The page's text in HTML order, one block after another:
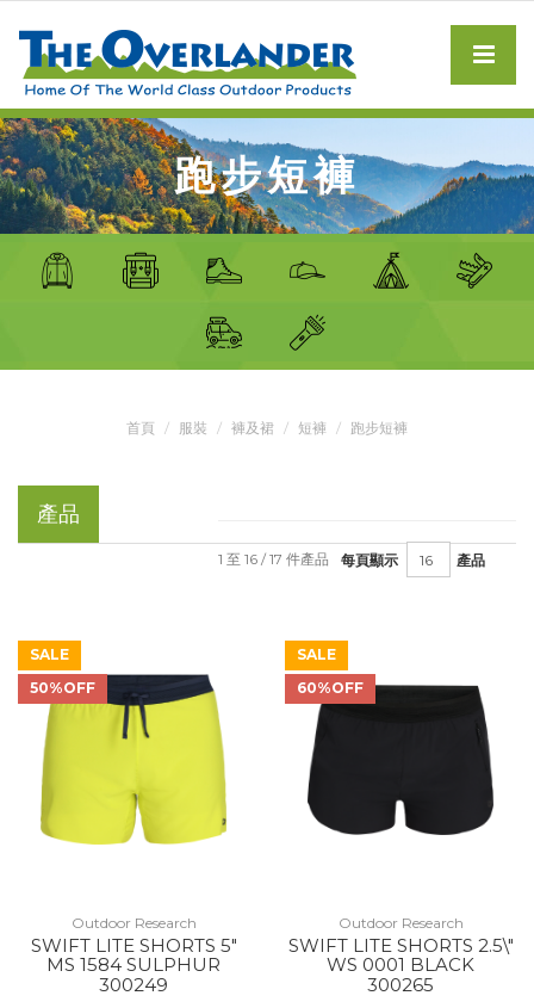
跑步短褲
首頁 服裝 褲及裙 短褲 跑步短褲
產品
每頁顯示 產品
1 至 16 / 17 件產品
SALE
50%OFF
Outdoor Research
SWIFT LITE SHORTS 5"
MS 1584 SULPHUR
300249
SALE
60%OFF
Outdoor Research
SWIFT LITE SHORTS 2.5\"
WS 0001 BLACK
300265